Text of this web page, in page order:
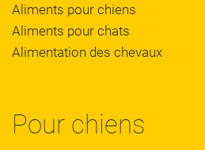
Aliments pour chiens
Aliments pour chats
Alimentation des chevaux
Pour chiens